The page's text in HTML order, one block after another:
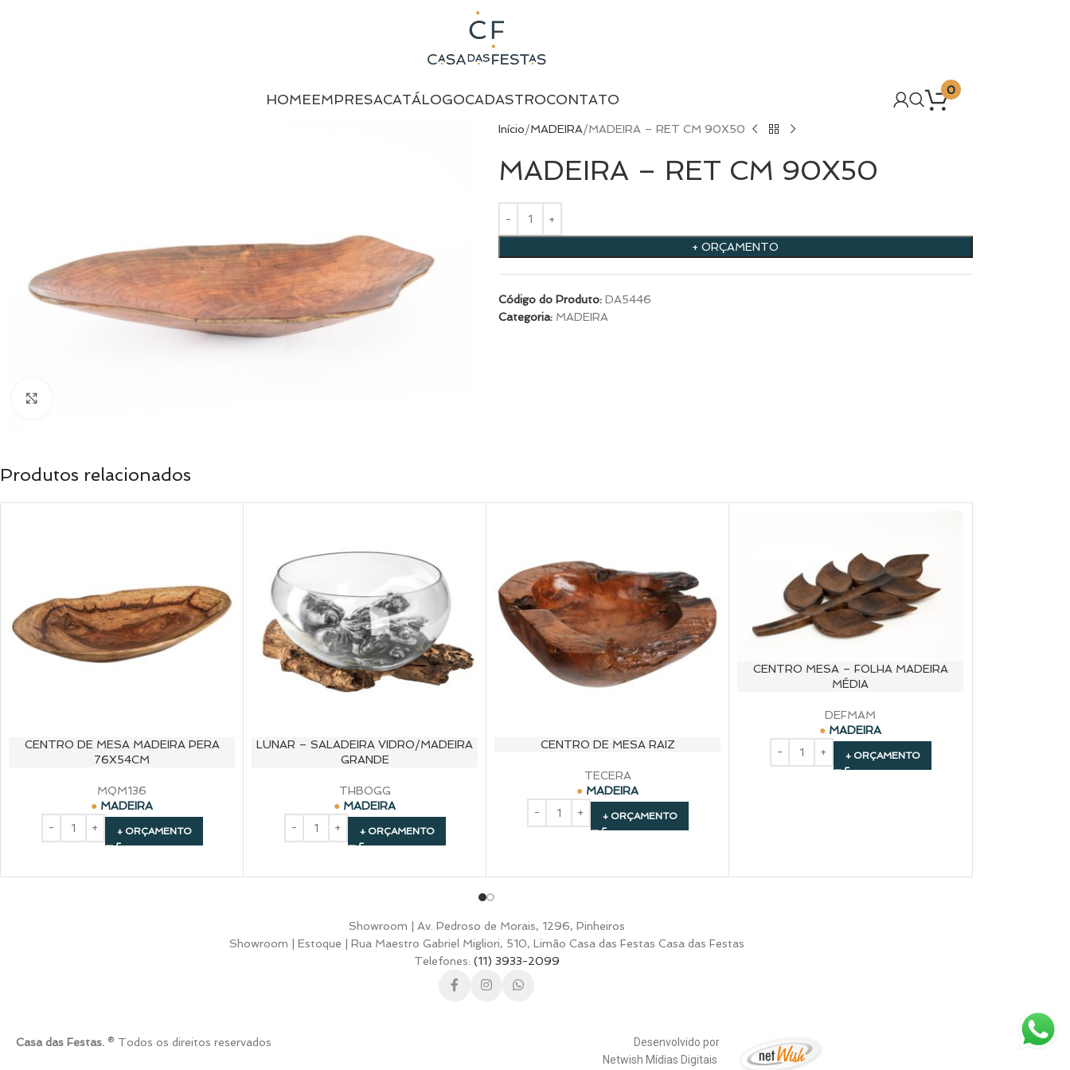
HOMEEMPRESACATÁLOGOCADASTROCONTATO
0
Início MADEIRA MADEIRA – RET CM 90X50
MADEIRA – RET CM 90X50
+ ORÇAMENTO
Código do Produto: DA5446
Categoria: MADEIRA
Produtos relacionados
CENTRO DE MESA MADEIRA PERA
76X54CM
MQM136
MADEIRA
+ ORÇAMENTO
LUNAR – SALADEIRA VIDRO/MADEIRA
GRANDE
THBOGG
MADEIRA
+ ORÇAMENTO
CENTRO DE MESA RAIZ
TECERA
MADEIRA
+ ORÇAMENTO
CENTRO MESA – FOLHA MADEIRA
MÉDIA
DEFMAM
MADEIRA
+ ORÇAMENTO
Showroom | Av. Pedroso de Morais, 1296, Pinheiros
Showroom | Estoque | Rua Maestro Gabriel Migliori, 510, Limão Casa das Festas Casa das Festas
Telefones: (11) 3933-2099
Casa das Festas. ® Todos os direitos reservados
Desenvolvido por
Netwish Mídias Digitais